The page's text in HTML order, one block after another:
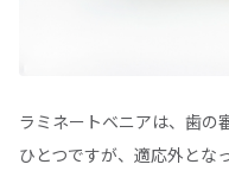
ラミネートベニアは、歯の
ひとつですが、適応外とな